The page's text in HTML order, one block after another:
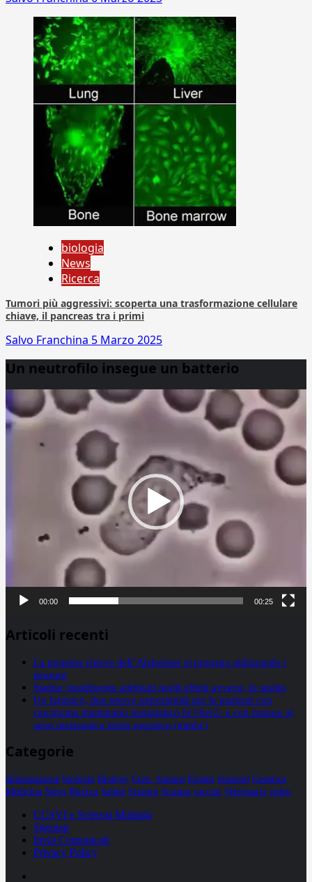
biologia
News
Ricerca
Tumori più aggressivi: scoperta una trasformazione cellulare
chiave, il pancreas tra i primi
Salvo Franchina 5 Marzo 2025
Un neutrofilo insegue un batterio
Player
00:00 00:25
Articoli recenti
La proteina chiave dell’Alzheimer si propaga utilizzando i
neuroni
Statine: inutilmente attribuiti molti effetti avversi, lo studio
Un farmaco, due nuove opportunità per le pazienti con
carcinoma mammario metastatico hr+/her2- e con tumore al
seno metastatico triplo negativo (mtnbc)
Categorie
alimentazione biologia Biology Com. Stampa Epatiti featured Genetica
Medicina News Ricerca Salute Science Scienza vaccini Veterinaria video
CCSVI e Sclerosi Multipla
Sitemap
Invia Comunicati
Privacy Policy